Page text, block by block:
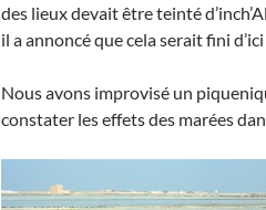
des lieux devait être teinté
il a annoncé que cela serait fini
Nous avons improvisé un
constater les effets des marées